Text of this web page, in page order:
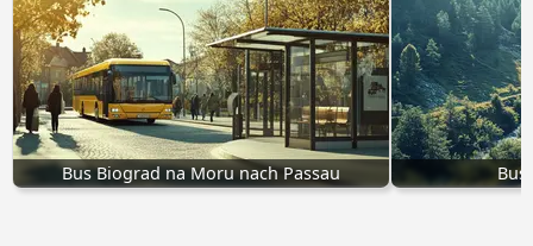
Bus Biograd na Moru nach Passau Bus